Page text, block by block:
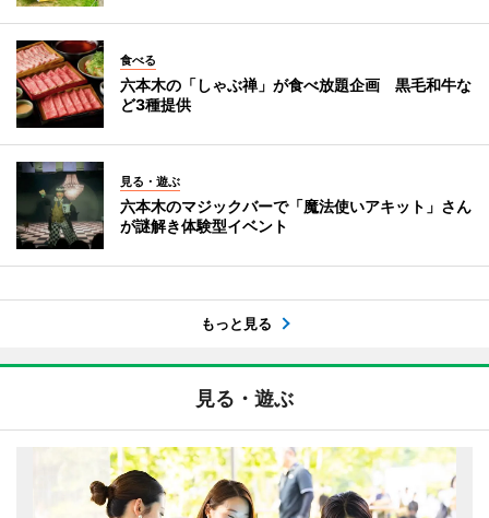
食べる
六本木の「しゃぶ禅」が食べ放題企画 黒毛和牛な
ど3種提供
見る・遊ぶ
六本木のマジックバーで「魔法使いアキット」さん
が謎解き体験型イベント
もっと見る
見る・遊ぶ